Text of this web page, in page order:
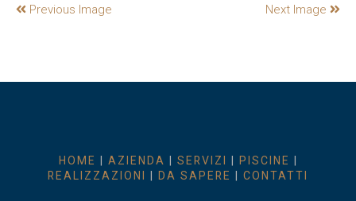
Previous Image Next Image
HOME AZIENDA SERVIZI PISCINE
REALIZZAZIONI
DA SAPERE CONTATTI